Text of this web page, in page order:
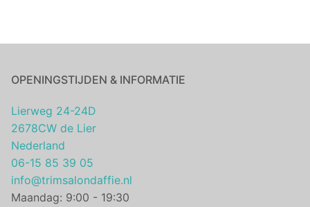
OPENINGSTIJDEN & INFORMATIE
Lierweg 24-24D
2678CW de Lier
Nederland
06-15 85 39 05
info@trimsalondaffie.nl
Maandag: 9:00 - 19:30